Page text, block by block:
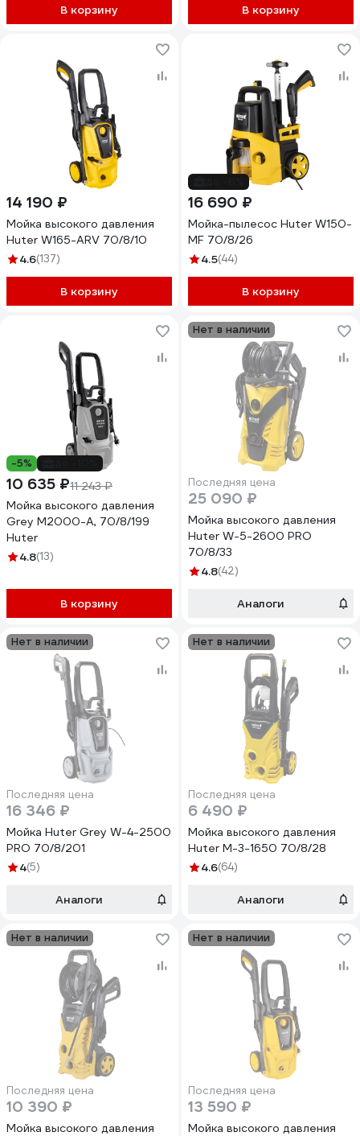
В корзину В корзину
14 190 ₽
Мойка высокого давления
Huter W165-ARV 70/8/10
4.6(137)
В корзину
16 690 ₽
Мойка-пылесос Huter W150-
MF 70/8/26
4.5(44)
В корзину
-5%
10 635 ₽11 243 ₽
Мойка высокого давления
Grey M2000-A, 70/8/199
Huter
4.8(13)
В корзину
Нет в наличии
Последняя цена
25 090 ₽
Мойка высокого давления
Huter W-5-2600 PRO
70/8/33
4.8(42)
Аналоги
Нет в наличии
Последняя цена
16 346 ₽
Мойка Huter Grey W-4-2500
PRO 70/8/201
4(5)
Аналоги
Нет в наличии
Последняя цена
6 490 ₽
Мойка высокого давления
Huter M-3-1650 70/8/28
4.6(64)
Аналоги
Нет в наличии
Последняя цена
10 390 ₽
Мойка высокого давления
Нет в наличии
Последняя цена
13 590 ₽
Мойка высокого давления